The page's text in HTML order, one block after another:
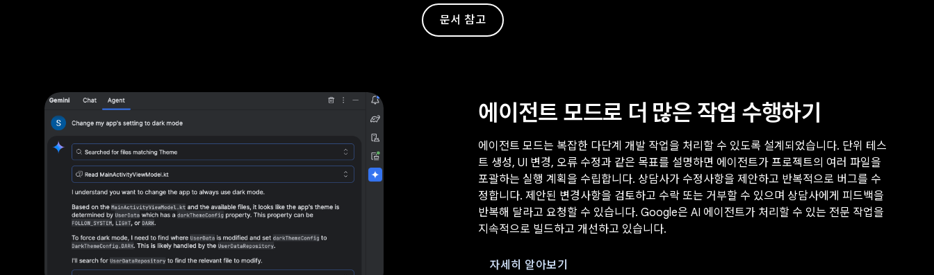
문서 참고
에이전트 모드로 더 많은 작업 수행하기
에이전트 모드는 복잡한 다단계 개발 작업을 처리할 수 있도록 설계되었습니다. 단위 테스
트 생성, UI 변경, 오류 수정과 같은 목표를 설명하면 에이전트가 프로젝트의 여러 파일을
포괄하는 실행 계획을 수립합니다. 상담사가 수정사항을 제안하고 반복적으로 버그를 수
정합니다. 제안된 변경사항을 검토하고 수락 또는 거부할 수 있으며 상담사에게 피드백을
반복해 달라고 요청할 수 있습니다. Google은 AI 에이전트가 처리할 수 있는 전문 작업을
지속적으로 빌드하고 개선하고 있습니다.
자세히 알아보기